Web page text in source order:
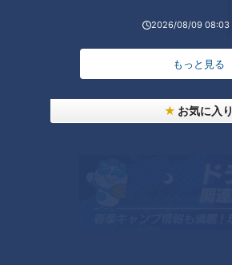
2026/08/09 08:03
もっと見る
お気に入り
生